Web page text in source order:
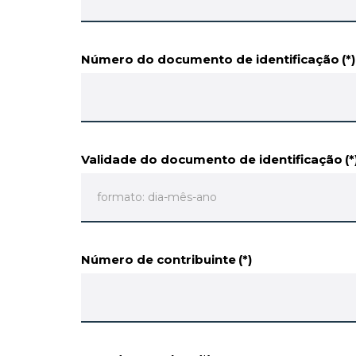
Número do documento de identificação (*)
Validade do documento de identificação
Número de contribuinte (*)